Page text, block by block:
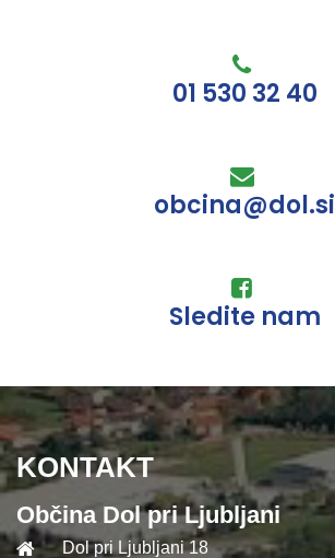
01 530 32 40
obcina@dol.si
Sledite nam
KONTAKT
Občina Dol pri Ljubljani
Dol pri Ljubljani 18